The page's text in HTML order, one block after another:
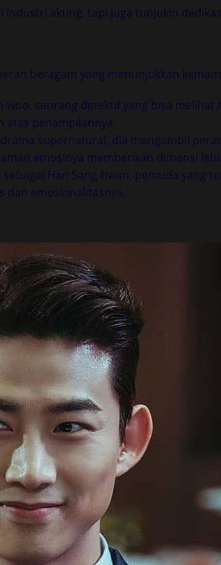
akting, tapi juga tunjukin
beragam yang menunjukkan
woo, seorang detektif yang bisa
penampilannya.
supernatural, dia mengambil
emosinya memberikan dimensi
Han Sang-hwan, pemuda
emosionalitasnya.